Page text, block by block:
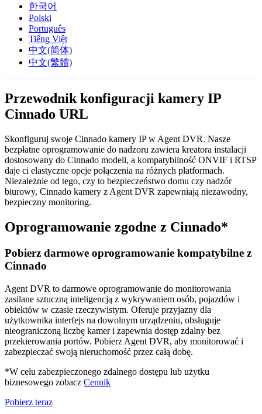
한국어
Polski
Português
Tiếng Việt
中文(简体)
中文(繁體)
Przewodnik konfiguracji kamery IP
Cinnado URL
Skonfiguruj swoje Cinnado kamery IP w Agent DVR. Nasze
bezpłatne oprogramowanie do nadzoru zawiera kreatora instalacji
dostosowany do Cinnado modeli, a kompatybilność ONVIF i RTSP
daje ci elastyczne opcje połączenia na różnych platformach.
Niezależnie od tego, czy to bezpieczeństwo domu czy nadzór
biurowy, Cinnado kamery z Agent DVR zapewniają niezawodny,
bezpieczny monitoring.
Oprogramowanie zgodne z Cinnado*
Pobierz darmowe oprogramowanie kompatybilne z
Cinnado
Agent DVR to darmowe oprogramowanie do monitorowania
zasilane sztuczną inteligencją z wykrywaniem osób, pojazdów i
obiektów w czasie rzeczywistym. Oferuje przyjazny dla
użytkownika interfejs na dowolnym urządzeniu, obsługuje
nieograniczoną liczbę kamer i zapewnia dostęp zdalny bez
przekierowania portów. Pobierz Agent DVR, aby monitorować i
zabezpieczać swoją nieruchomość przez całą dobę.
*W celu zabezpieczonego zdalnego dostępu lub użytku
biznesowego zobacz Cennik
Pobierz teraz